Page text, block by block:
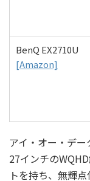
BenQ EX2710U
[Amazon]
アイ・オー・デー
27インチの
トを持ち、無輝